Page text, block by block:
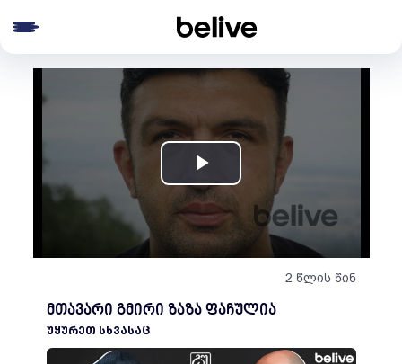
Play
Video
2 წლის წინ
მთავარი გმირი ზაზა ფაჩულია
ᲣᲧᲣᲠᲔᲗ ᲡᲮᲕᲐᲡᲐᲪ